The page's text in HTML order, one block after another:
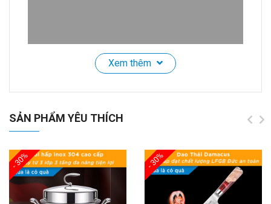
Titan, Phủ Ceramic Greblon, Đạt Chất Lượng LFGB
Đức
🔥 Nâng Tầm Trải Nghiệm Nấu Nướng Với Nồi Gốm
Titan Chống Dính Cao Cấp! 🔥
Bạn đang tìm kiếm một chiếc nồi vừa bền bỉ, an toàn
Xem thêm
SẢN PHẨM YÊU THÍCH
- 30% - 30%